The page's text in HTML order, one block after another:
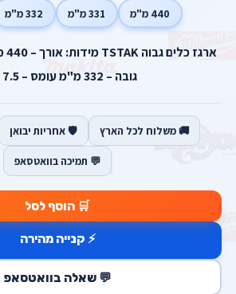
440 מ"מ 331 מ"מ 332 מ"מ
גובה – 332 מ"מ עומס – 7.5 ק"ג.
🚚 משלוח לכל הארץ 🛡️ אחריות יבואן
💬 תמיכה בוואטסאפ
🛒 הוסף לסל
⚡ קנייה מהירה
💬 שאלה בוואטסאפ